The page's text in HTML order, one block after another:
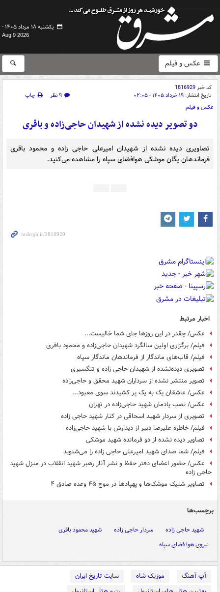
یکشنبه ۱۸ مرداد ۱۴۰۵ -
Aug 9 2026
عکس و فیلم
کد خبر1816929
تاریخ انتشار: ۱۹ خرداد ۱۴۰۵ - ۰۲:۰۵ ۹ نظر
چاپ
عکس و فیلم
دو تصویر دیده نشده از شهیدان حاجی‌زاده و باقری
تصاویری دیده نشده از شهیدان امیرعلی حاجی زاده و محمود باقری
فرماندهان یگان موشکی هوافضای سپاه را مشاهده می‌کنید.
اخبار مرتبط
عکس/ چقدر در این روزها جای شما خالیست...
فیلم/ برگزاری اولین سالگرد شهیدان حاجی‌زاده و محمود باقری
فیلم/ قاب‌های ماندگار از فرماندهان ماندگار سپاه
تصویری دیده‌نشده از شهیدان حاجی زاده و تنگسیری
تصویر منتشر نشده از سرداران شهید محقق و حاجی‌زاده
عکس/ عاشقان یک به یک پر کشیدند سوی معبود...
عکس/ نصب یادمان شهید حاجی‌زاده در تهران
تصویری از سردار شهید اسحاقی در کنار شهید حاجی زاده
فیلم/ خاطره علیرضا دبیر از دیدارش با شهید حاجی‌زاده
تصاویر دیده‌ نشده از دو فرمانده شهید موشکی
فیلم/ شما صدای شهید امیرعلی حاجی زاده را می‌شنوید
عکس/ حضور اعضای دفتر حفظ و نشر آثار رهبر شهید انقلاب در منزل شهید
حاجی زاده
تصاویر شلیک موشک‌ها و پهپادها در موج ۴۵ وعده صادق ۴
برچسب‌ها
شهید حاجی زاده سردار حاجی زاده
شهید محمود باقری
نیروی هوا فضای سپاه
آپ آهنگ موزیک شاه
سایت تاریخ ایران